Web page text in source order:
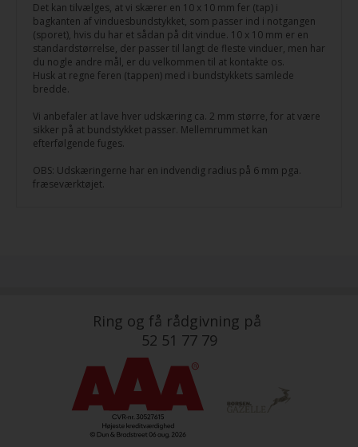
Det kan tilvælges, at vi skærer en 10 x 10 mm fer (tap) i
bagkanten af vinduesbundstykket, som passer ind i notgangen
(sporet), hvis du har et sådan på dit vindue. 10 x 10 mm er en
standardstørrelse, der passer til langt de fleste vinduer, men har
du nogle andre mål, er du velkommen til at kontakte os.
Husk at regne feren (tappen) med i bundstykkets samlede
bredde.
Vi anbefaler at lave hver udskæring ca. 2 mm større, for at være
sikker på at bundstykket passer. Mellemrummet kan
efterfølgende fuges.
OBS: Udskæringerne har en indvendig radius på 6 mm pga.
fræseværktøjet.
Ring og få rådgivning på
52 51 77 79